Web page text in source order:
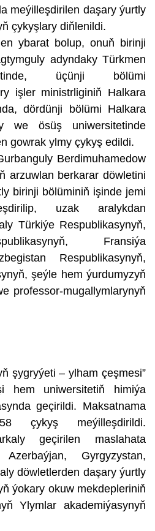
meýilleşdirilen daşary ýurtly
çykyşlary diňlenildi.
ybarat bolup, onuň birinji
adyndaky Türkmen
üçünji bölümi
işler ministrliginiň Halkara
dördünji bölümi Halkara
we ösüş uniwersitetinde
gowrak ylmy çykyş edildi.
Berdimuhamedow
arzuwlan berkarar döwletini
birinji bölüminiň işinde jemi
uzak aralykdan
Türkiýe Respublikasynyň,
Fransiýa
Respublikasynyň,
şeýle hem ýurdumyzyň
professor-mugallymlarynyň
şygryýeti – ylham çeşmesi”
hem uniwersitetiň himiýa
geçirildi. Maksatnama
çykyş meýilleşdirildi.
geçirilen maslahata
Gyrgyzystan,
döwletlerden daşary ýurtly
ýokary okuw mekdepleriniň
Ylymlar akademiýasynyň